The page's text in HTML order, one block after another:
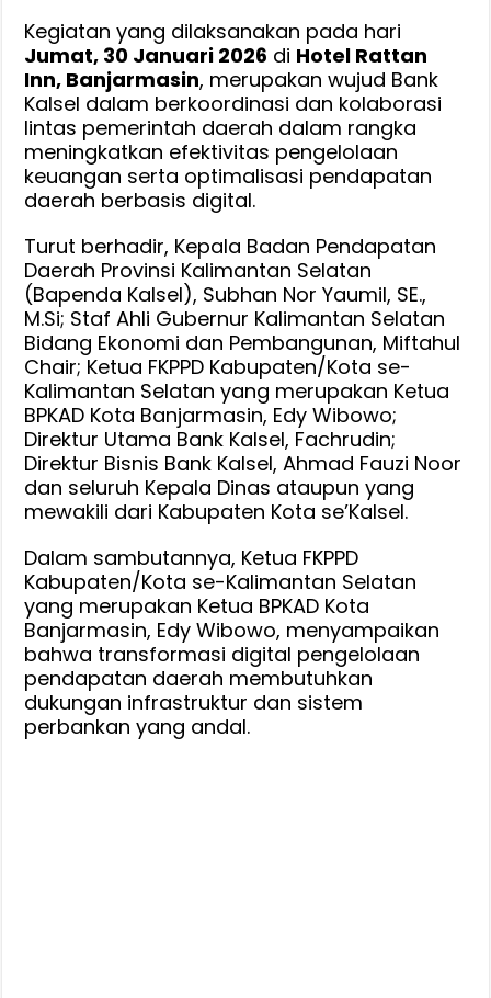
Kegiatan yang dilaksanakan pada hari
Jumat, 30 Januari 2026 di Hotel Rattan
Inn, Banjarmasin, merupakan wujud Bank
Kalsel dalam berkoordinasi dan kolaborasi
lintas pemerintah daerah dalam rangka
meningkatkan efektivitas pengelolaan
keuangan serta optimalisasi pendapatan
daerah berbasis digital.
Turut berhadir, Kepala Badan Pendapatan
Daerah Provinsi Kalimantan Selatan
(Bapenda Kalsel), Subhan Nor Yaumil, SE.,
M.Si; Staf Ahli Gubernur Kalimantan Selatan
Bidang Ekonomi dan Pembangunan, Miftahul
Chair; Ketua FKPPD Kabupaten/Kota se-
Kalimantan Selatan yang merupakan Ketua
BPKAD Kota Banjarmasin, Edy Wibowo;
Direktur Utama Bank Kalsel, Fachrudin;
Direktur Bisnis Bank Kalsel, Ahmad Fauzi Noor
dan seluruh Kepala Dinas ataupun yang
mewakili dari Kabupaten Kota se’Kalsel.
Dalam sambutannya, Ketua FKPPD
Kabupaten/Kota se-Kalimantan Selatan
yang merupakan Ketua BPKAD Kota
Banjarmasin, Edy Wibowo, menyampaikan
bahwa transformasi digital pengelolaan
pendapatan daerah membutuhkan
dukungan infrastruktur dan sistem
perbankan yang andal.